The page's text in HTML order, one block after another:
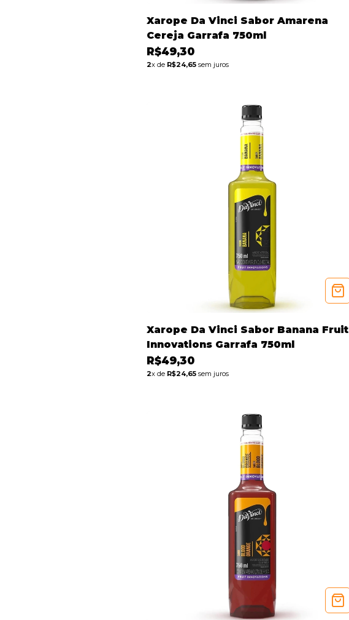
Xarope Da Vinci Sabor Amarena
Cereja Garrafa 750ml
R$49,30
2x de R$24,65 sem juros
Xarope Da Vinci Sabor Banana Fruit
Innovations Garrafa 750ml
R$49,30
2x de R$24,65 sem juros